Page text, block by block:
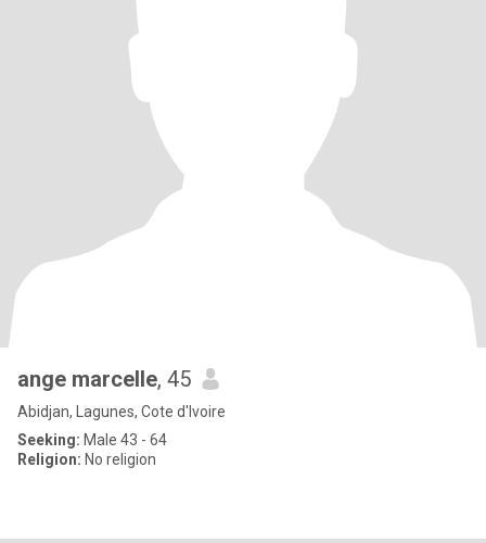
ange marcelle, 45
Abidjan, Lagunes, Cote d'Ivoire
Seeking: Male 43 - 64
Religion: No religion